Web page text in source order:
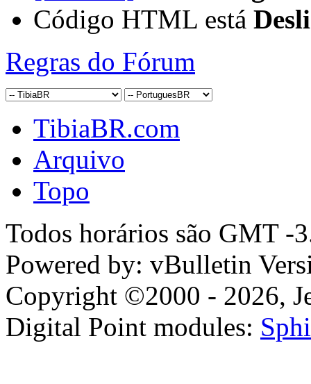
Código HTML está
Regras do Fórum
TibiaBR.com
Arquivo
Topo
Todos horários são GMT -
Powered by: vBulletin
Copyright ©2000 - 2026,
Digital Point modules: